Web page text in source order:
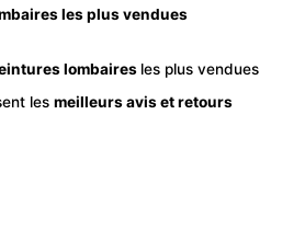
les plus vendues
lombaires les plus vendues
les meilleurs avis et retours